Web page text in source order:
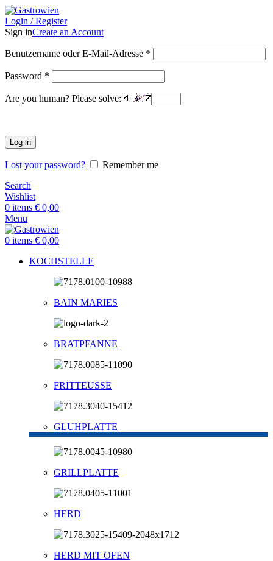
Login / Register
Sign inCreate an Account
Benutzername oder E-Mail-Adresse *
Password *
Are you human? Please solve:
Log in
Lost your password?
Remember me
Search
Wishlist
0 items € 0,00
Menu
0 items € 0,00
KOCHSTELLE
BAIN MARIES
BRATPFANNE
FRITTEUSSE
GLUHPLATTE
GRILLPLATTE
HERD
HERD MIT OFEN